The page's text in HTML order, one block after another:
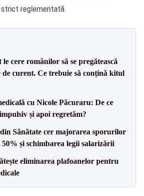
reglementată.
cere românilor să se pregătească
de curent. Ce trebuie să conțină kitul
cu Nicole Păcuraru: De ce
și apoi regretăm?
Sănătate cer majorarea sporurilor
și schimbarea legii salarizării
eliminarea plafoanelor pentru